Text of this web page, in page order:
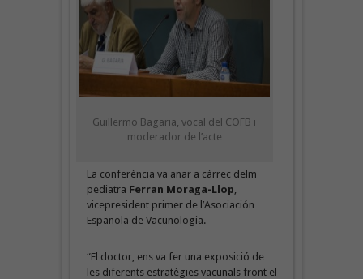
Guillermo Bagaria, vocal del COFB i
moderador de l’acte
La conferència va anar a càrrec delm
pediatra Ferran Moraga-Llop
vicepresident primer de l’Asociación
Española de Vacunologia.
“El doctor, ens va fer una exposició de
les diferents estratègies vacunals front el